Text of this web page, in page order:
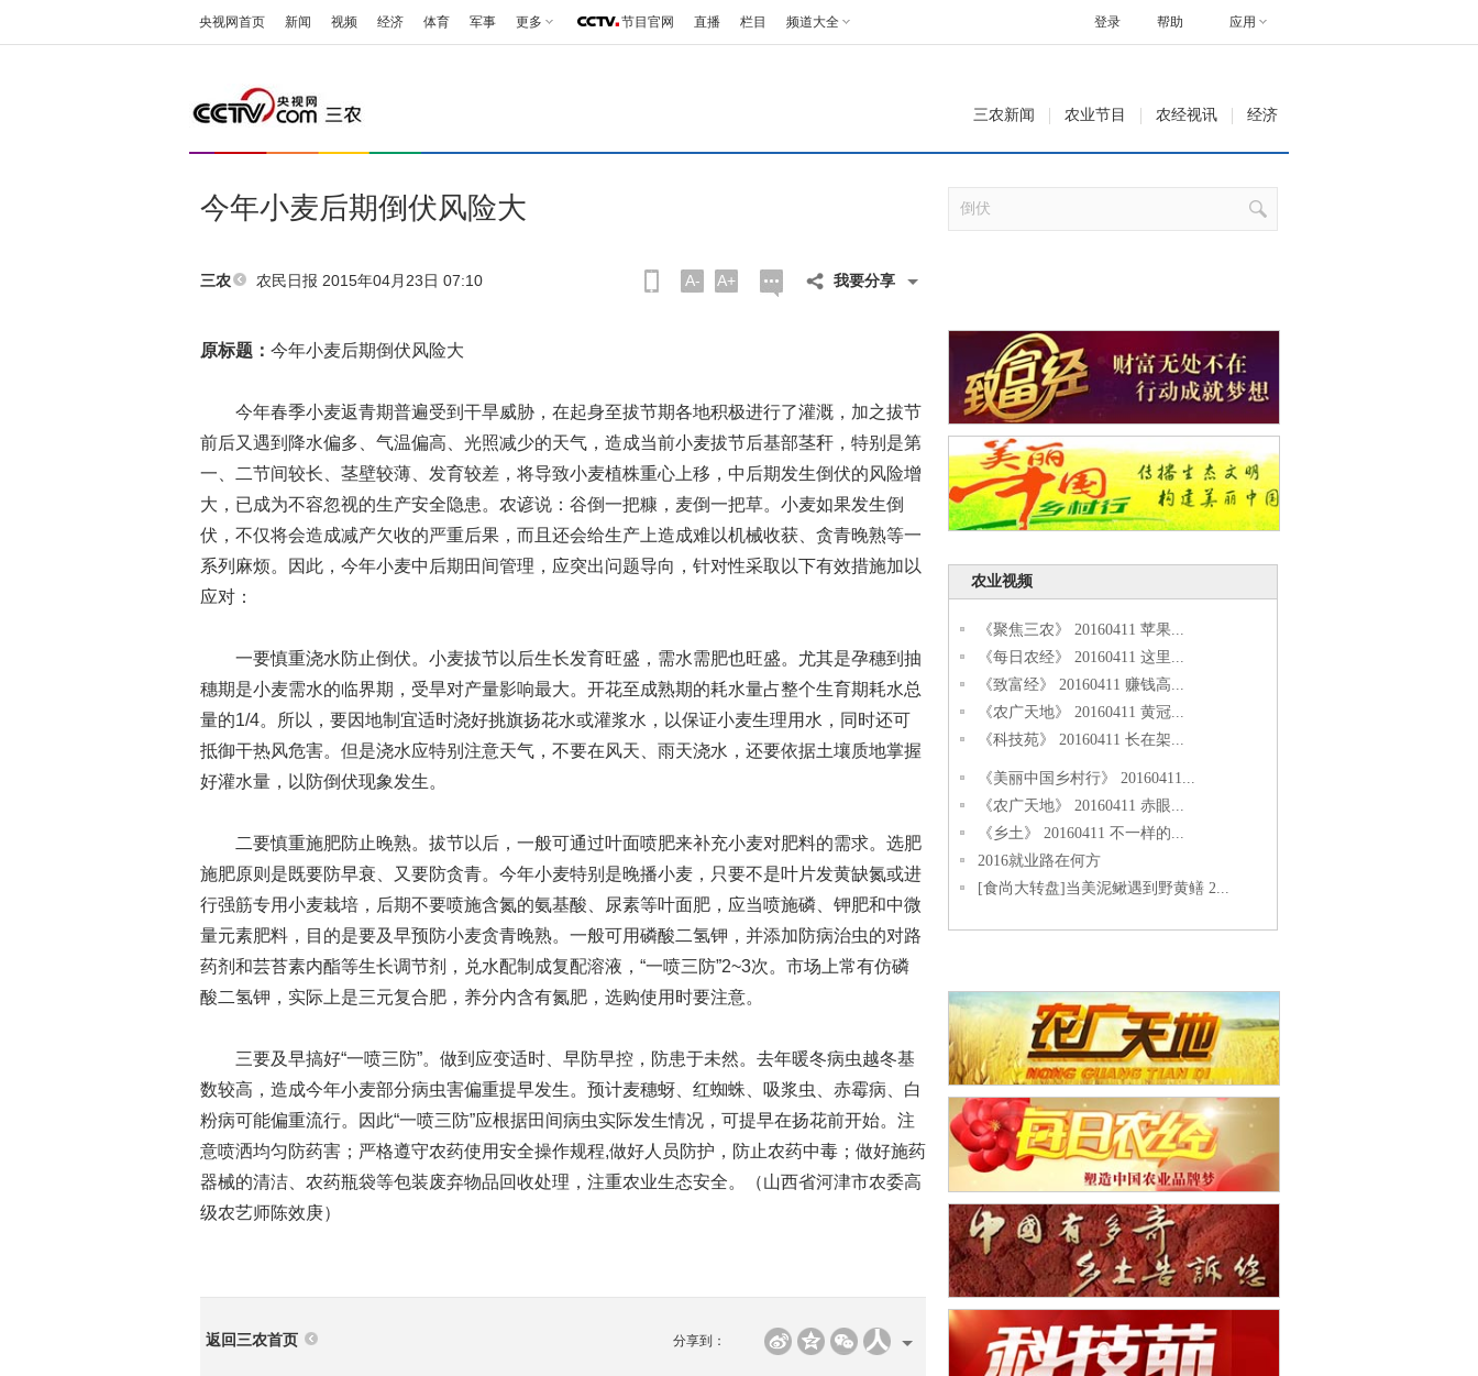
央视网首页 新闻 视频 经济 体育 军事 更多 节目官网 直播 栏目 频道大全 帮助 应用
登录
三农新闻 农业节目 农经视讯 经济
今年小麦后期倒伏风险大
三农 农民日报 2015年04月23日 07:10 A- A+ 我要分享
原标题： 今年小麦后期倒伏风险大
今年春季小麦返青期普遍受到干旱威胁，在起身至拔节期各地积极进行了灌溉，加之拔节
前后又遇到降水偏多、气温偏高、光照减少的天气，造成当前小麦拔节后基部茎秆，特别是第
一、二节间较长、茎壁较薄、发育较差，将导致小麦植株重心上移，中后期发生倒伏的风险增
大，已成为不容忽视的生产安全隐患。农谚说：谷倒一把糠，麦倒一把草。小麦如果发生倒
伏，不仅将会造成减产欠收的严重后果，而且还会给生产上造成难以机械收获、贪青晚熟等一
系列麻烦。因此，今年小麦中后期田间管理，应突出问题导向，针对性采取以下有效措施加以
应对：
一要慎重浇水防止倒伏。小麦拔节以后生长发育旺盛，需水需肥也旺盛。尤其是孕穗到抽
穗期是小麦需水的临界期，受旱对产量影响最大。开花至成熟期的耗水量占整个生育期耗水总
量的1/4。所以，要因地制宜适时浇好挑旗扬花水或灌浆水，以保证小麦生理用水，同时还可
抵御干热风危害。但是浇水应特别注意天气，不要在风天、雨天浇水，还要依据土壤质地掌握
好灌水量，以防倒伏现象发生。
二要慎重施肥防止晚熟。拔节以后，一般可通过叶面喷肥来补充小麦对肥料的需求。选肥
施肥原则是既要防早衰、又要防贪青。今年小麦特别是晚播小麦，只要不是叶片发黄缺氮或进
行强筋专用小麦栽培，后期不要喷施含氮的氨基酸、尿素等叶面肥，应当喷施磷、钾肥和中微
量元素肥料，目的是要及早预防小麦贪青晚熟。一般可用磷酸二氢钾，并添加防病治虫的对路
药剂和芸苔素内酯等生长调节剂，兑水配制成复配溶液，“一喷三防”2~3次。市场上常有仿磷
酸二氢钾，实际上是三元复合肥，养分内含有氮肥，选购使用时要注意。
三要及早搞好“一喷三防”。做到应变适时、早防早控，防患于未然。去年暖冬病虫越冬基
数较高，造成今年小麦部分病虫害偏重提早发生。预计麦穗蚜、红蜘蛛、吸浆虫、赤霉病、白
粉病可能偏重流行。因此“一喷三防”应根据田间病虫实际发生情况，可提早在扬花前开始。注
意喷洒均匀防药害；严格遵守农药使用安全操作规程,做好人员防护，防止农药中毒；做好施药
器械的清洁、农药瓶袋等包装废弃物品回收处理，注重农业生态安全。（山西省河津市农委高
级农艺师陈效庚）
返回三农首页 分享到：
农业视频
《聚焦三农》 20160411 苹果...
《每日农经》 20160411 这里...
《致富经》 20160411 赚钱高...
《农广天地》 20160411 黄冠...
《科技苑》 20160411 长在架...
《美丽中国乡村行》 20160411...
《农广天地》 20160411 赤眼...
《乡土》 20160411 不一样的...
2016就业路在何方
[食尚大转盘]当美泥鳅遇到野黄鳝 2...